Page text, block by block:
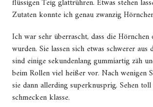
flüssigen Teig glattrühren. Etwas stehen
Zutaten konnte ich genau zwanzig
Ich war sehr überrascht, dass die Hörnchen
wurden. Sie lassen sich etwas schwerer aus
sind einige sekundenlang gummiartig zäh
beim Rollen viel heißer vor. Nach wenigen
sie dann allerding superknusprig. Sehen
schmecken klasse.